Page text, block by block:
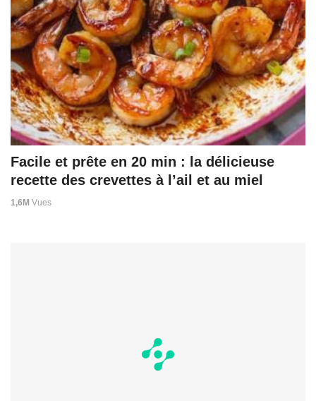
Facile et prête en 20 min : la délicieuse
recette des crevettes à l’ail et au miel
1,6M Vues